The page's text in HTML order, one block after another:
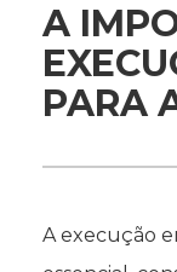
A
PARA
A execução